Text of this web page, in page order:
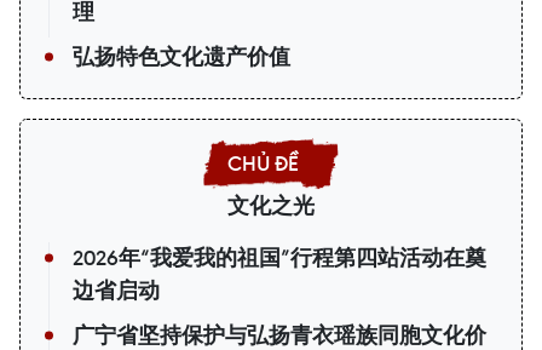
理
弘扬特色文化遗产价值
文化之光
2026年“我爱我的祖国”行程第四站活动在奠
边省启动
广宁省坚持保护与弘扬青衣瑶族同胞文化价